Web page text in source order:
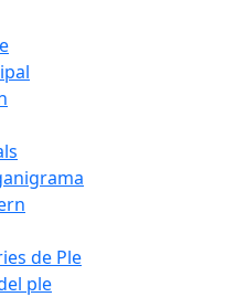
de Ple
ple